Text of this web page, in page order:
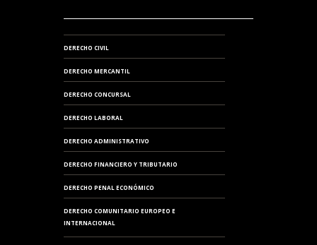
DERECHO CIVIL
DERECHO MERCANTIL
DERECHO CONCURSAL
DERECHO LABORAL
DERECHO ADMINISTRATIVO
DERECHO FINANCIERO Y TRIBUTARIO
DERECHO PENAL ECONÓMICO
DERECHO COMUNITARIO EUROPEO E
INTERNACIONAL